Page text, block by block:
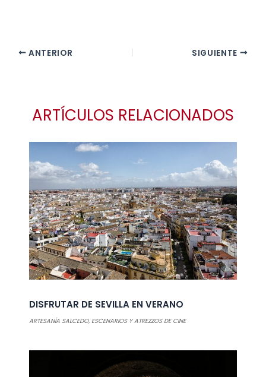
ANTERIOR SIGUIENTE
ARTÍCULOS RELACIONADOS
DISFRUTAR DE SEVILLA EN VERANO
ARTESANÍA SALCEDO, ESCENARIOS Y ATREZZOS DE CINE